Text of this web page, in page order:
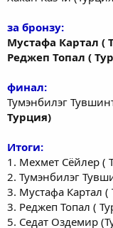
за бронзу:
Мустафа Картал (
Реджеп Топал (
финал:
Тумэнбилэг
Турция)
Итоги:
1. Мехмет Сёйлер (
2. Тумэнбилэг
3. Мустафа Картал (
3. Реджеп Топал (
5. Седат Оздемир